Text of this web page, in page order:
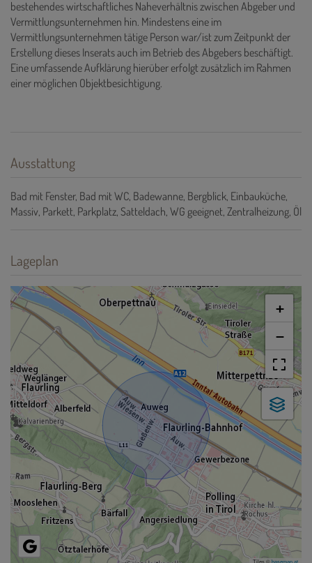
bestehendes wirtschaftliches Naheverhältnis zwischen Abgeber und
Vermittlungsunternehmen hin. Mindestens eine im
Vermittlungsunternehmen tätige Person war/ist zum Zeitpunkt der
Erstellung dieses Inserats auch im Betrieb des Abgebers beschäftigt.
Eine umfassende Aufklärung hierüber erfolgt zusätzlich im Rahmen
einer möglichen Objektbesichtigung.
Ausstattung
Bad mit Fenster Bad mit WC Badewanne Bergblick Einbauküche
Massiv Parkett Parkplatz Satteldach WG geeignet Zentralheizung Öl
Lageplan
+
−
Tiles ©basemap.at